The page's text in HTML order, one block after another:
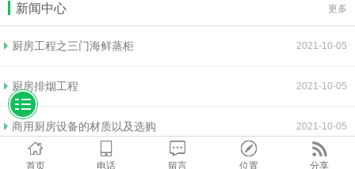
新闻中心 更多
厨房工程之三门海鲜蒸柜 2021-10-05
厨房排烟工程 2021-10-05
商用厨房设备的材质以及选购 2021-10-05
首页 电话 留言 位置 分享